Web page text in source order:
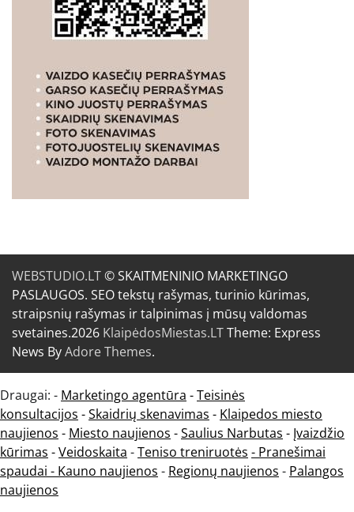
WEBSTUDIO.LT© SKAITMENINIO MARKETINGO
PASLAUGOS. SEO tekstų rašymas, turinio kūrimas,
straipsnių rašymas ir talpinimas į mūsų valdomas
svetaines.2026 KlaipėdosMiestas.LTTheme: Express
News ByAdore Themes.
Draugai: - Marketingo agentūra -Teisinės
konsultacijos -Skaidrių skenavimas - Klaipedos miesto
naujienos - Miesto naujienos -Saulius Narbutas - Įvaizdžio
kūrimas -Veidoskaita -Teniso treniruotės - Pranešimai
spaudai - Kauno naujienos - Regionų naujienos - Palangos
naujienos